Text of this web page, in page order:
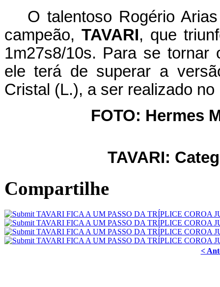
O talentoso Rogério
campeão, TAVARI, que
1m27s8/10s. Para se tornar
ele terá de superar a
Cristal (L.), a ser realizado
FOTO: Hermes
TAVARI:
Compartilhe
<